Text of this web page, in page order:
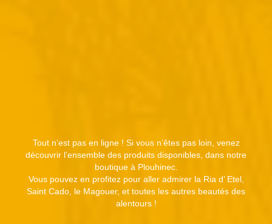
Tout n’est pas en ligne ! Si vous n’êtes pas loin, venez
découvrir l’ensemble des produits disponibles, dans notre
boutique à Plouhinec.
Vous pouvez en profitez pour aller admirer la Ria d’ Etel,
Saint Cado, le Magouer, et toutes les autres beautés des
alentours !